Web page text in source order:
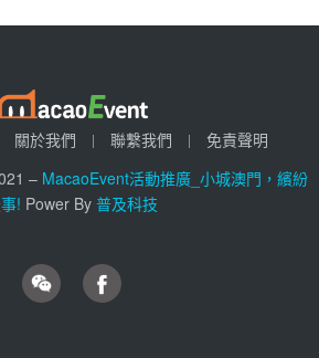
關於我們 聯繫我們
免責聲明
– MacaoEvent活動推廣_小城澳門，繽紛
! Power By 普及科技